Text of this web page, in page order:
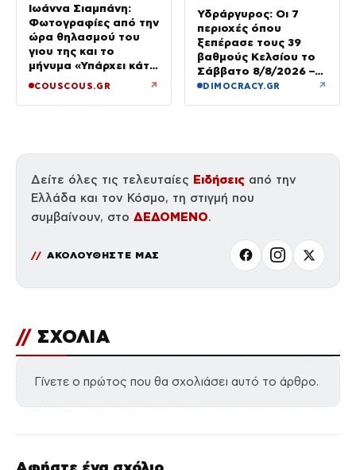
Ιωάννα Σιαμπάνη:
Φωτογραφίες από την
ώρα θηλασμού του
γιου της και το
μήνυμα «Υπάρχει κάτι
COUSCOUS.GR ↗
Υδράργυρος: Οι 7
περιοχές όπου
ξεπέρασε τους 39
βαθμούς Κελσίου το
Σάββατο 8/8/2026 –
Πού θα δούμε 40άρια
DIMOCRACY.GR ↗
Δείτε όλες τις τελευταίες Ειδήσεις από την
Ελλάδα και τον Κόσμο, τη στιγμή που
συμβαίνουν, στο ΔΕΔΟΜΕΝΟ.
ΑΚΟΛΟΥΘΗΣΤΕ ΜΑΣ
// ΣΧΟΛΙΑ
Γίνετε ο πρώτος που θα σχολιάσει αυτό το άρθρο.